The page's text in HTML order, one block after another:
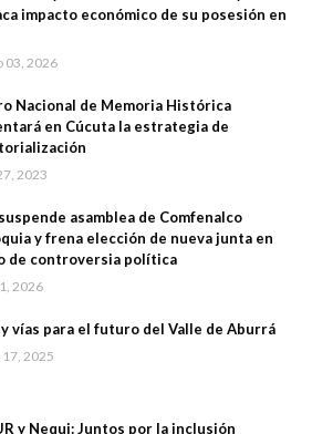
impacto económico de su posesión en
03, 2026
Nacional de Memoria Histórica
en Cúcuta la estrategia de
2023
asamblea de Comfenalco
y frena elección de nueva junta en
de controversia política
2026
vías para el futuro del Valle de Aburrá
2025
y Nequi: Juntos por la inclusión